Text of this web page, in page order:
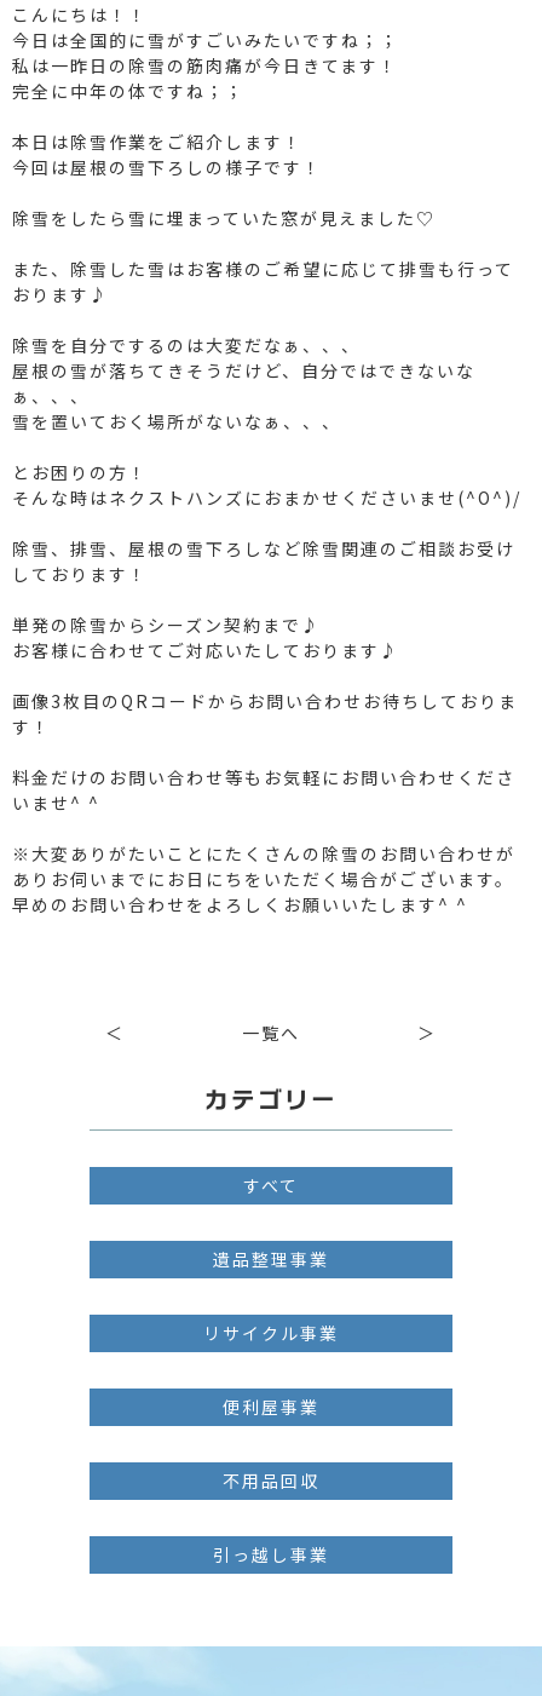
こんにちは！！
今日は全国的に雪がすごいみたいですね；；
私は一昨日の除雪の筋肉痛が今日きてます！
完全に中年の体ですね；；
本日は除雪作業をご紹介します！
今回は屋根の雪下ろしの様子です！
除雪をしたら雪に埋まっていた窓が見えました♡
また、除雪した雪はお客様のご希望に応じて排雪も行って
おります♪
除雪を自分でするのは大変だなぁ、、、
屋根の雪が落ちてきそうだけど、自分ではできないな
ぁ、、、
雪を置いておく場所がないなぁ、、、
とお困りの方！
そんな時はネクストハンズにおまかせくださいませ(^O^)/
除雪、排雪、屋根の雪下ろしなど除雪関連のご相談お受け
しております！
単発の除雪からシーズン契約まで♪
お客様に合わせてご対応いたしております♪
画像3枚目のQRコードからお問い合わせお待ちしておりま
す！
料金だけのお問い合わせ等もお気軽にお問い合わせくださ
いませ^ ^
※大変ありがたいことにたくさんの除雪のお問い合わせが
ありお伺いまでにお日にちをいただく場合がございます。
早めのお問い合わせをよろしくお願いいたします^ ^
＜ 一覧へ ＞
カテゴリー
すべて
遺品整理事業
リサイクル事業
便利屋事業
不用品回収
引っ越し事業